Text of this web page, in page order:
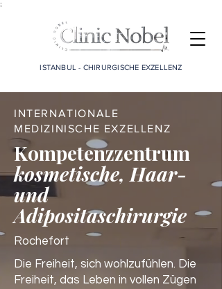
;
ISTANBUL - CHIRURGISCHE EXZELLENZ
INTERNATIONALE
MEDIZINISCHE EXZELLENZ
Kompetenzzentrum
kosmetische, Haar-
und
Adipositaschirurgie
Rochefort
Die Freiheit, sich wohlzufühlen. Die
Freiheit, das Leben in vollen Zügen